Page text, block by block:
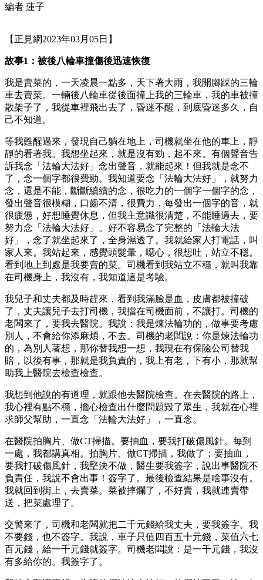
編者 蓮子
【正見網2023年03月05日】
故事1：被後八輪車撞傷後迅速恢復
我是賣菜的，一天凌晨一點多，天下著大雨，我開腳踩的三輪
車去賣菜。一輛後八輪車從後面撞上我的三輪車，我的車被撞
散架子了，我從車裡飛出去了，昏迷不醒，到底昏迷多久，自
己不知道。
等我甦醒過來，發現自己躺在地上，司機就坐在他的車上，靜
靜的看著我。我想坐起來，就是沒有勁，起不來。有個聲音告
訴我念「法輪大法好」念出聲音，就能起來！但我就是念不
了，念一個字都很費勁。我知道要念「法輪大法好」，就努力
念，還是不能，斷斷續續的念，很吃力的一個字一個字的念，
發出聲音很模糊，口齒不清，很費力，每發出一個字的音，就
很疲憊，好想睡覺休息，但我主意識很清楚，不能睡過去，要
努力念「法輪大法好」。好不容易念了完整的「法輪大法
好」，念了就坐起來了，全身濕透了。我就給家人打電話，叫
家人來。我站起來，感覺頭髮暈，噁心，很想吐，站立不穩。
看到地上到處是我要賣的菜。司機看到我站立不穩，就叫我靠
在司機身上，我沒有，我知道這是考驗。
我兒子和丈夫都及時趕來，看到我滿臉是血，皮膚都被撞破
了，丈夫讓兒子去打司機，我擋在司機面前，不讓打。司機的
老闆來了，要我去醫院。我說：我是煉法輪功的，做事要考慮
別人，不會給你添麻煩，不去。司機的老闆說：你是煉法輪功
的，為別人著想，那你替我想一想，我現在有保險公司替我
賠，以後有事，那就是我負責的，我上有老，下有小，那就幫
助我上醫院去檢查檢查。
我想到他說的有道理，就跟他去醫院檢查。在去醫院的路上，
我心裡有點不穩，擔心檢查出什麼問題毀了眾生，我就在心裡
求師父幫助，一直念「法輪大法好」，一直念。
在醫院拍胸片、做CT掃描。要抽血，要我打破傷風針。每到
一處，我都講真相。拍胸片、做CT掃描，我做了；要抽血，
要我打破傷風針，我堅決不做，醫生要我簽字，說出事醫院不
負責任，我說不會出事！簽字了。最後檢查結果是啥事沒有。
我就回到街上，去賣菜。菜被摔爛了，不好賣，我就連賣帶
送，把菜處理了。
交警來了，司機和老闆就把二千元錢給我丈夫，要我簽字。我
不要錢，也不簽字。我說，車子只值四百五十元錢，菜值六七
百元錢，給一千元錢就簽字。司機老闆說：是一千元錢，我沒
有多給你的。我簽字了。